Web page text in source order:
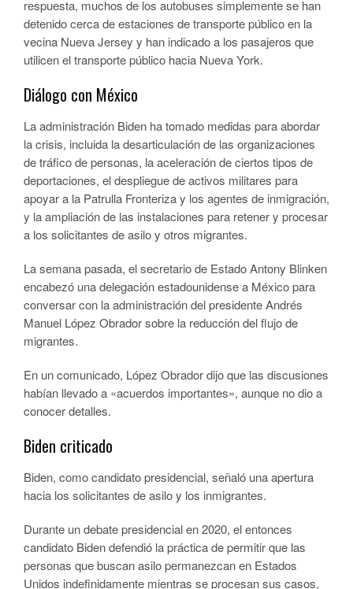
respuesta, muchos de los autobuses simplemente se han
detenido cerca de estaciones de transporte público en la
vecina Nueva Jersey y han indicado a los pasajeros que
utilicen el transporte público hacia Nueva York.
Diálogo con México
La administración Biden ha tomado medidas para abordar
la crisis, incluida la desarticulación de las organizaciones
de tráfico de personas, la aceleración de ciertos tipos de
deportaciones, el despliegue de activos militares para
apoyar a la Patrulla Fronteriza y los agentes de inmigración,
y la ampliación de las instalaciones para retener y procesar
a los solicitantes de asilo y otros migrantes.
La semana pasada, el secretario de Estado Antony Blinken
encabezó una delegación estadounidense a México para
conversar con la administración del presidente Andrés
Manuel López Obrador sobre la reducción del flujo de
migrantes.
En un comunicado, López Obrador dijo que las discusiones
habían llevado a «acuerdos importantes», aunque no dio a
conocer detalles.
Biden criticado
Biden, como candidato presidencial, señaló una apertura
hacia los solicitantes de asilo y los inmigrantes.
Durante un debate presidencial en 2020, el entonces
candidato Biden defendió la práctica de permitir que las
personas que buscan asilo permanezcan en Estados
Unidos indefinidamente mientras se procesan sus casos,